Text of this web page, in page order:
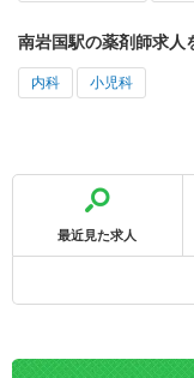
南岩国駅の薬剤師求人
内科 小児科
最近見た求人